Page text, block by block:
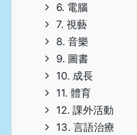
6. 電腦
7. 視藝
8. 音樂
9. 圖書
10. 成長
11. 體育
12. 課外活動
13. 言語治療